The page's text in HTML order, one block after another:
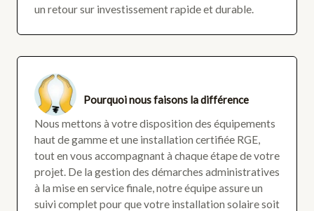
un retour sur investissement rapide et durable.
Pourquoi nous faisons la différence
Nous mettons à votre disposition des équipements
haut de gamme et une installation certifiée RGE,
tout en vous accompagnant à chaque étape de votre
projet. De la gestion des démarches administratives
à la mise en service finale, notre équipe assure un
suivi complet pour que votre installation solaire soit